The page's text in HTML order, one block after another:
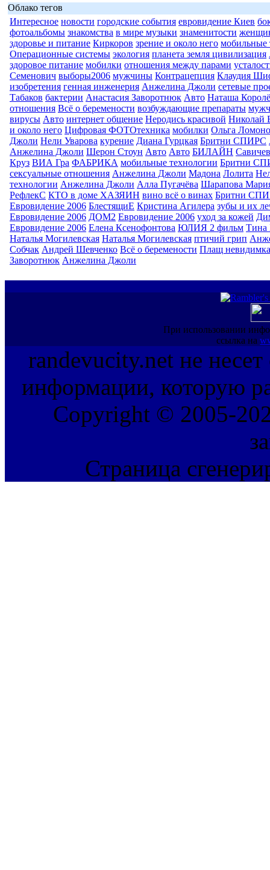
Облако тегов
Интересное новости городские события евровидение Киев
фотоальбомы знакомства в мире музыки знаменитости
здоровье и питание Киркоров зрение и около него мобильные
Операционные системы экология планета земля цивилизация
здоровое питание мобилки отношения между парами
Семенович выборы2006 мужчины Контрацепция Клаудия
изобретения генная инженерия Анжелина Джоли сетевые
Табаков бактерии Анастасия Заворотнюк Авто Наташа
отношения Всё о беремености возбуждающие препараты
вирусы Авто интернет общение Неродись красивой Николай
и около него Цифровая ФОТОтехника мобилки Ольга
Джоли Нели Уварова курение Диана Гурцкая Бритни СПИРС
Анжелина Джоли Шерон Стоун Авто Авто БИЛАЙН
Круз ВИА Гра ФАБРИКА мобильные технологии Бритни
сексуальные отношения Анжелина Джоли Мадона Лолита
технологии Анжелина Джоли Алла Пугачёва Шарапова
РефлекС КТО в доме ХАЗЯИН вино всё о винах Бритни
Евровидение 2006 БлестящиЕ Кристина Агилера зубы и их
Евровидение 2006 ДОМ2 Евровидение 2006 уход за кожей
Евровидение 2006 Елена Ксенофонтова ЮЛИЯ 2 фильм Тина
Наталья Могилевская Наталья Могилевская птичий грип
Собчак Андрей Шевченко Всё о беремености Плащ невидимка
Заворотнюк Анжелина Джоли
При использовании
ссылка на
randevucity.net не несет
информации, которую
Copyright © 2005-
Страница